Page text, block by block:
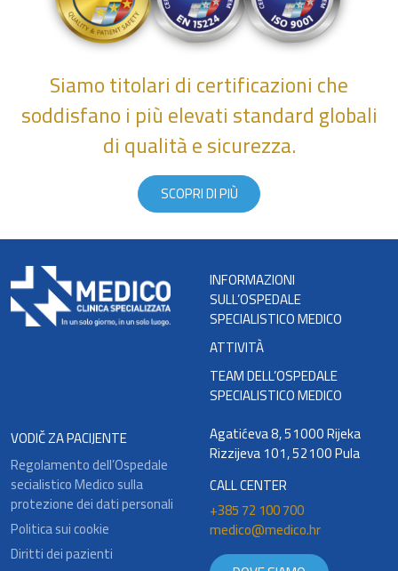
Siamo titolari di certificazioni che
soddisfano i più elevati standard globali
di qualità e sicurezza.
SCOPRI DI PIÙ
INFORMAZIONI
SULL’OSPEDALE
SPECIALISTICO MEDICO
ATTIVITÀ
TEAM DELL’OSPEDALE
SPECIALISTICO MEDICO
VODIČ ZA PACIJENTE
Regolamento dell’Ospedale
secialistico Medico sulla
protezione dei dati personali
Politica sui cookie
Diritti dei pazienti
Agatićeva 8, 51000 Rijeka
Rizzijeva 101, 52100 Pula
CALL CENTER
+385 72 100 700
medico@medico.hr